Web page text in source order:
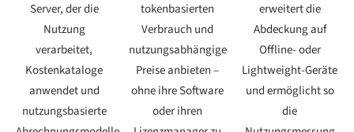
Server, der die
Nutzung
verarbeitet,
Kostenkataloge
anwendet und
nutzungsbasierte
tokenbasierten
Verbrauch und
nutzungsabhängige
Preise anbieten –
ohne ihre Software
oder ihren
erweitert die
Abdeckung auf
Offline- oder
Lightweight-Geräte
und ermöglicht so
die